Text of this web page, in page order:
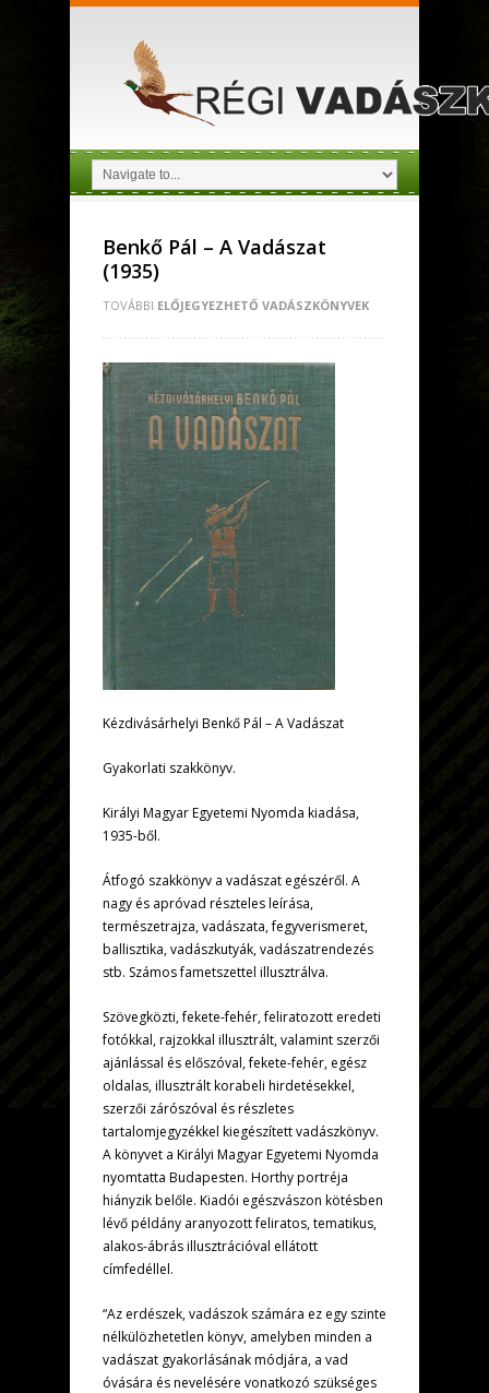
Benkő Pál – A Vadászat
(1935)
TOVÁBBI ELŐJEGYEZHETŐ VADÁSZKÖNYVEK
Kézdivásárhelyi Benkő Pál – A Vadászat
Gyakorlati szakkönyv.
Királyi Magyar Egyetemi Nyomda kiadása,
1935-ből.
Átfogó szakkönyv a vadászat egészéről. A
nagy és apróvad részteles leírása,
természetrajza, vadászata, fegyverismeret,
ballisztika, vadászkutyák, vadászatrendezés
stb. Számos fametszettel illusztrálva.
Szövegközti, fekete-fehér, feliratozott eredeti
fotókkal, rajzokkal illusztrált, valamint szerzői
ajánlással és előszóval, fekete-fehér, egész
oldalas, illusztrált korabeli hirdetésekkel,
szerzői zárószóval és részletes
tartalomjegyzékkel kiegészített vadászkönyv.
A könyvet a Királyi Magyar Egyetemi Nyomda
nyomtatta Budapesten. Horthy portréja
hiányzik belőle. Kiadói egészvászon kötésben
lévő példány aranyozott feliratos, tematikus,
alakos-ábrás illusztrációval ellátott
címfedéllel.
“Az erdészek, vadászok számára ez egy szinte
nélkülözhetetlen könyv, amelyben minden a
vadászat gyakorlásának módjára, a vad
óvására és nevelésére vonatkozó szükséges